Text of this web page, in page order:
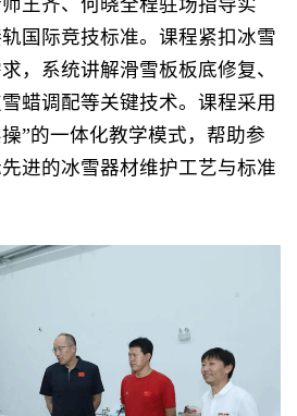
国际竞技标准。课程紧扣冰雪
，系统讲解滑雪板板底修复、
蜡调配等关键技术。课程采用
”的一体化教学模式，帮助参
进的冰雪器材维护工艺与标准